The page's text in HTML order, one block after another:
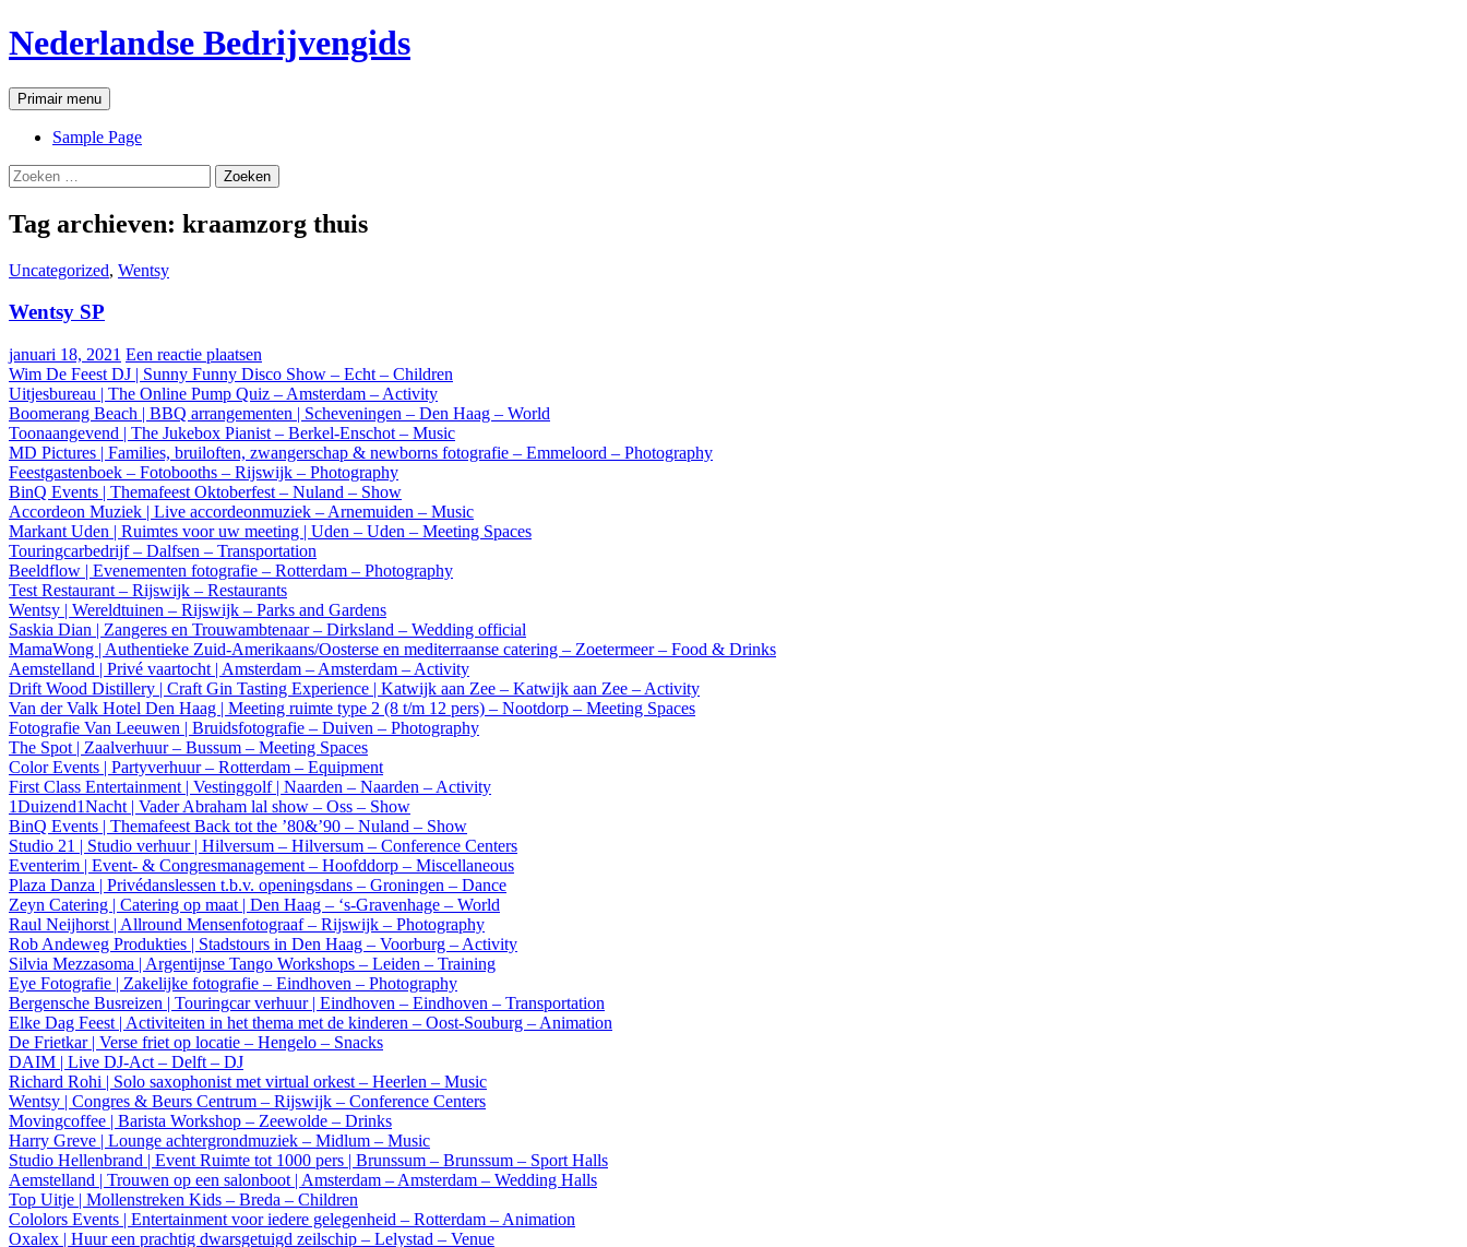
Ga
naar
inhoud
Nederlandse Bedrijvengids
Zoeken
Primair menu
Sample Page
Zoeken
naar:
Tag archieven: kraamzorg thuis
Uncategorized, Wentsy
Wentsy SP
januari 18, 2021 Een reactie plaatsen
Wim De Feest DJ | Sunny Funny Disco Show – Echt – Children
Uitjesbureau | The Online Pump Quiz – Amsterdam – Activity
Boomerang Beach | BBQ arrangementen | Scheveningen – Den Haag – World
Toonaangevend | The Jukebox Pianist – Berkel-Enschot – Music
MD Pictures | Families, bruiloften, zwangerschap & newborns fotografie – Emmeloord – Photography
Feestgastenboek – Fotobooths – Rijswijk – Photography
BinQ Events | Themafeest Oktoberfest – Nuland – Show
Accordeon Muziek | Live accordeonmuziek – Arnemuiden – Music
Markant Uden | Ruimtes voor uw meeting | Uden – Uden – Meeting Spaces
Touringcarbedrijf – Dalfsen – Transportation
Beeldflow | Evenementen fotografie – Rotterdam – Photography
Test Restaurant – Rijswijk – Restaurants
Wentsy | Wereldtuinen – Rijswijk – Parks and Gardens
Saskia Dian | Zangeres en Trouwambtenaar – Dirksland – Wedding official
MamaWong | Authentieke Zuid-Amerikaans/Oosterse en mediterraanse catering – Zoetermeer – Food & Drinks
Aemstelland | Privé vaartocht | Amsterdam – Amsterdam – Activity
Drift Wood Distillery | Craft Gin Tasting Experience | Katwijk aan Zee – Katwijk aan Zee – Activity
Van der Valk Hotel Den Haag | Meeting ruimte type 2 (8 t/m 12 pers) – Nootdorp – Meeting Spaces
Fotografie Van Leeuwen | Bruidsfotografie – Duiven – Photography
The Spot | Zaalverhuur – Bussum – Meeting Spaces
Color Events | Partyverhuur – Rotterdam – Equipment
First Class Entertainment | Vestinggolf | Naarden – Naarden – Activity
1Duizend1Nacht | Vader Abraham lal show – Oss – Show
BinQ Events | Themafeest Back tot the ’80&’90 – Nuland – Show
Studio 21 | Studio verhuur | Hilversum – Hilversum – Conference Centers
Eventerim | Event- & Congresmanagement – Hoofddorp – Miscellaneous
Plaza Danza | Privédanslessen t.b.v. openingsdans – Groningen – Dance
Zeyn Catering | Catering op maat | Den Haag – ‘s-Gravenhage – World
Raul Neijhorst | Allround Mensenfotograaf – Rijswijk – Photography
Rob Andeweg Produkties | Stadstours in Den Haag – Voorburg – Activity
Silvia Mezzasoma | Argentijnse Tango Workshops – Leiden – Training
Eye Fotografie | Zakelijke fotografie – Eindhoven – Photography
Bergensche Busreizen | Touringcar verhuur | Eindhoven – Eindhoven – Transportation
Elke Dag Feest | Activiteiten in het thema met de kinderen – Oost-Souburg – Animation
De Frietkar | Verse friet op locatie – Hengelo – Snacks
DAIM | Live DJ-Act – Delft – DJ
Richard Rohi | Solo saxophonist met virtual orkest – Heerlen – Music
Wentsy | Congres & Beurs Centrum – Rijswijk – Conference Centers
Movingcoffee | Barista Workshop – Zeewolde – Drinks
Harry Greve | Lounge achtergrondmuziek – Midlum – Music
Studio Hellenbrand | Event Ruimte tot 1000 pers | Brunssum – Brunssum – Sport Halls
Aemstelland | Trouwen op een salonboot | Amsterdam – Amsterdam – Wedding Halls
Top Uitje | Mollenstreken Kids – Breda – Children
Cololors Events | Entertainment voor iedere gelegenheid – Rotterdam – Animation
Oxalex | Huur een prachtig dwarsgetuigd zeilschip – Lelystad – Venue